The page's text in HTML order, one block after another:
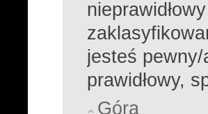
jesteś
prawidłowy,
Góra